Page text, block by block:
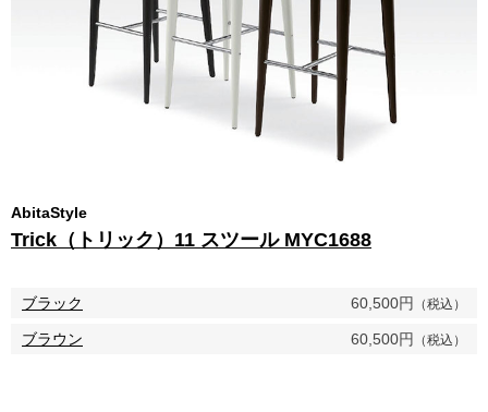
AbitaStyle
Trick（トリック）11 スツール MYC1688
ブラック 60,500円 （税込）
ブラウン 60,500円 （税込）